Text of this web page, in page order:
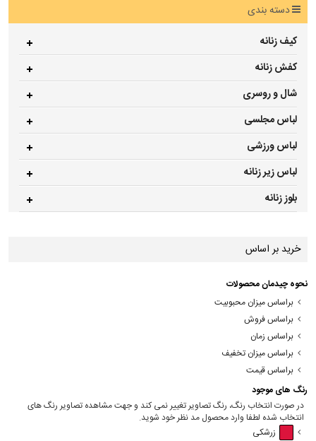
دسته بندی
کیف زنانه
کفش زنانه
شال و روسری
لباس مجلسی
لباس ورزشی
لباس زیر زنانه
بلوز زنانه
خرید بر اساس
نحوه چیدمان محصولات
براساس میزان محبوبیت
براساس فروش
براساس زمان
براساس میزان تخفیف
براساس قیمت
رنگ های موجود
در صورت انتخاب رنگ، رنگ تصاویر تغییر نمی کند و جهت مشاهده تصاویر رنگ های
انتخاب شده لطفا وارد محصول مد نظر خود شوید.
زرشکی